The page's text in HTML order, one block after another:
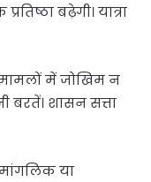
बढ़ेगी। यात्रा
मामलों में जोखिम न
शासन सत्ता
या